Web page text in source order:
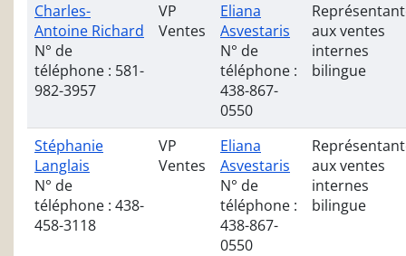
Charles-
Antoine Richard
N° de
téléphone : 581-
982-3957
VP
Ventes
Eliana
Asvestaris
N° de
téléphone :
438-867-
0550
aux ventes
internes
bilingue
Stéphanie
Langlais
N° de
téléphone : 438-
458-3118
VP
Ventes
Eliana
Asvestaris
N° de
téléphone :
438-867-
0550
aux ventes
internes
bilingue